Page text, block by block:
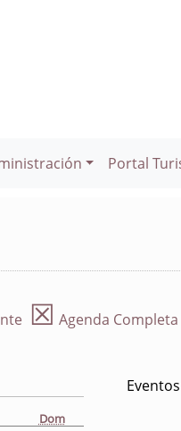
Portal
☒ Agenda Completa
Dom